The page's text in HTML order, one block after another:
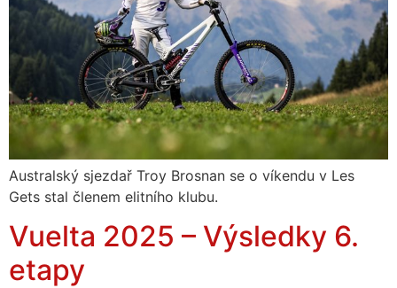
Australský sjezdař Troy Brosnan se o víkendu v Les
Gets stal členem elitního klubu.
Vuelta 2025 – Výsledky 6.
etapy